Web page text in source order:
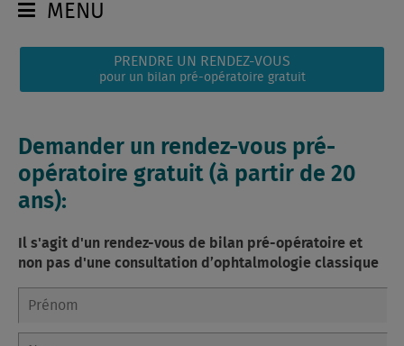
MENU
PRENDRE UN RENDEZ-VOUS
pour un bilan pré-opératoire gratuit
Demander un rendez-vous pré-
opératoire gratuit (à partir de 20
ans):
Il s'agit d'un rendez-vous de bilan pré-opératoire et
non pas d'une consultation d’ophtalmologie classique